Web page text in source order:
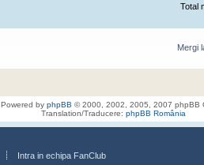
Total
Mergi
Powered by phpBB © 2000, 2002, 2005, 2007 phpBB
Translation/Traducere: phpBB România
Intra in echipa FanClub